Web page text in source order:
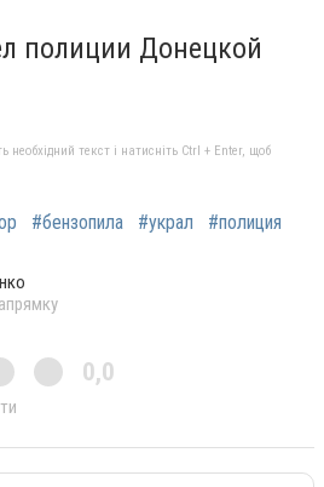
полиции Донецкой
текст і натисніть Ctrl + Enter, щоб
#бензопила #украл #полиция
0,0